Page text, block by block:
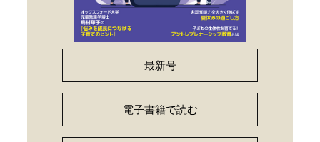
最新号
電子書籍で読む